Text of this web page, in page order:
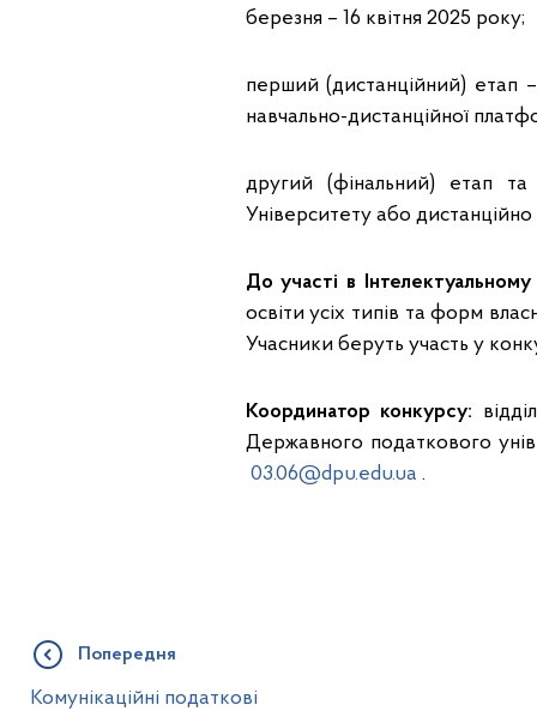
березня – 16 квітня 2025 року;
перший (дистанційний) етап
навчально-дистанційної
другий (фінальний) етап
Університету або дистанційно
До участі в Інтелектуальному
освіти усіх типів та форм
Учасники беруть участь у
Координатор конкурсу:
Державного податкового
03.06@dpu.edu.ua .
Попередня
Комунікаційні податкові